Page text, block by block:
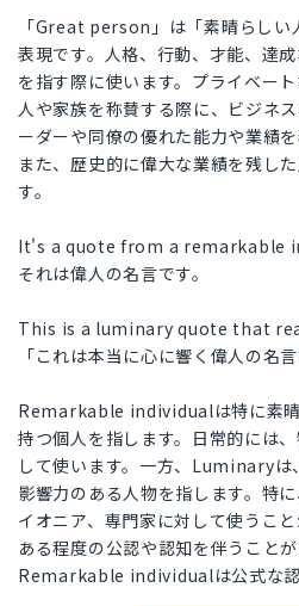
「Great person」は「素晴らしい
表現です。人格、行動、才能、達
を指す際に使います。プライベー
人や家族を称賛する際に、ビジネ
ーダーや同僚の優れた能力や業績
また、歴史的に偉大な業績を残し
す。
It's a quote from a remarkable
それは偉人の名言です。
This is a luminary quote that
「これは本当に心に響く偉人の名言
Remarkable individualは特に素
持つ個人を指します。日常的には
して使います。一方、Luminaryは
影響力のある人物を指します。特
イオニア、専門家に対して使うこ
ある程度の公認や認知を伴うことが
Remarkable individualは公式な認